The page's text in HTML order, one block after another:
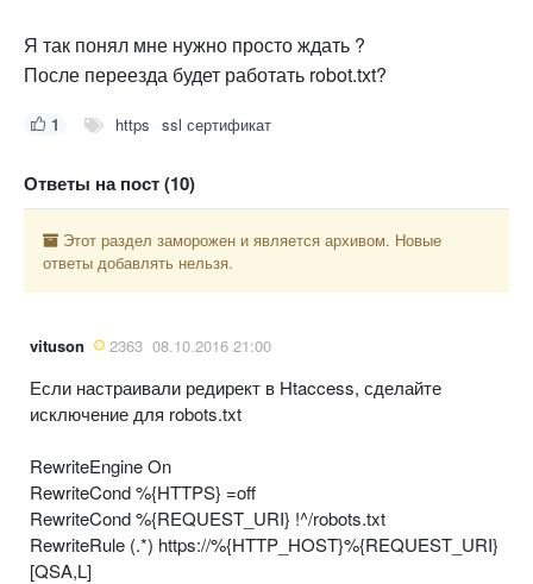
Я так понял мне нужно просто ждать ?
После переезда будет работать robot.txt?
1 https ssl сертификат
Ответы на пост (10)
Этот раздел заморожен и является архивом. Новые
ответы добавлять нельзя.
vituson 2363 08.10.2016 21:00
Если настраивали редирект в Htaccess, сделайте
исключение для robots.txt
RewriteEngine On
RewriteCond %{HTTPS} =off
RewriteCond %{REQUEST_URI} !^/robots.txt
RewriteRule (.*) https://%{HTTP_HOST}%{REQUEST_URI}
[QSA,L]